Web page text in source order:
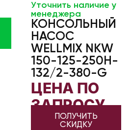
Уточнить наличие у
менеджера
КОНСОЛЬНЫЙ
НАСОС
WELLMIX NKW
150-125-250H-
132/2-380-G
ЦЕНА ПО
ЗАПРОСУ
ПОЛУЧИТЬ
СКИДКУ